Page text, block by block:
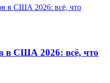
в США 2026: всё, что